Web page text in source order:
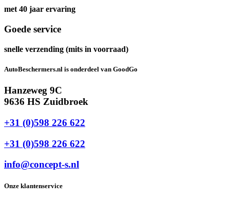
met 40 jaar ervaring
Goede service
snelle verzending (mits in voorraad)
AutoBeschermers.nl is onderdeel van GoodGo
Hanzeweg 9C
9636 HS Zuidbroek
+31 (0)598 226 622
+31 (0)598 226 622
info@concept-s.nl
Onze klantenservice